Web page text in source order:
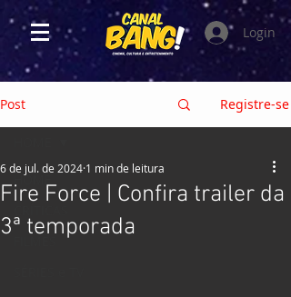
Login
Post Registre-se
HOME
Fire Force | Confira trailer da
3ª temporada
6 de jul. de 2024 1 min de leitura